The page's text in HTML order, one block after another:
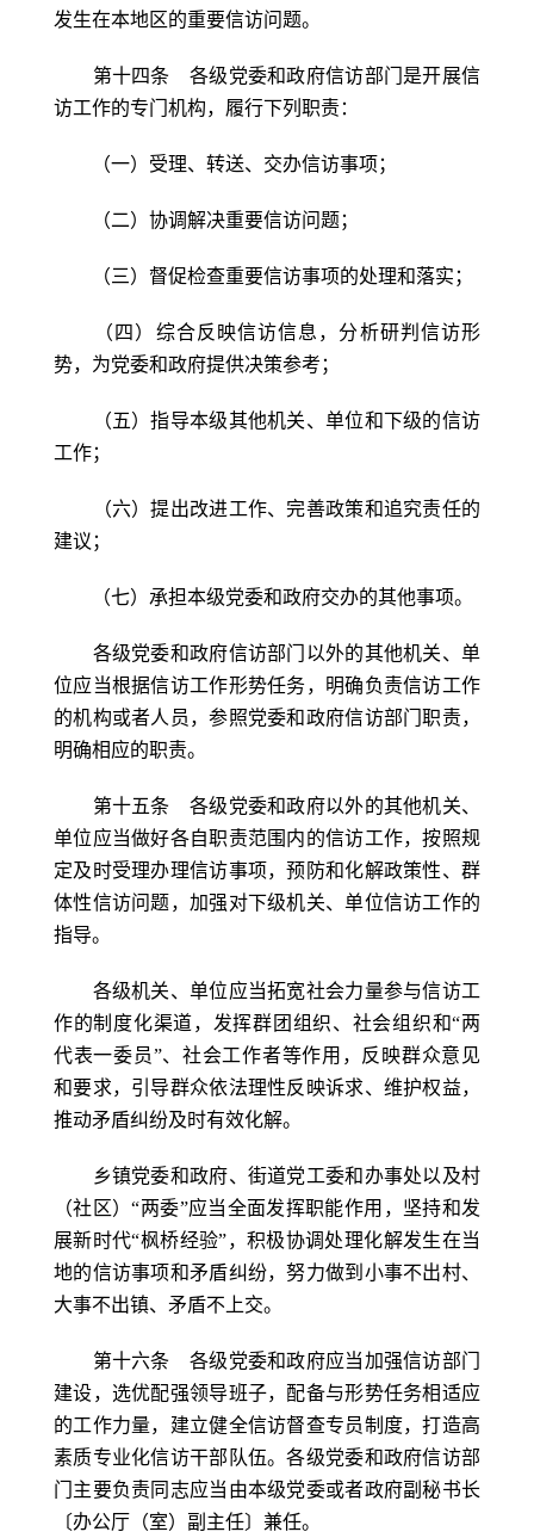
发生在本地区的重要信访问题。
第十四条 各级党委和政府信访部门是开展信
访工作的专门机构，履行下列职责：
（一）受理、转送、交办信访事项；
（二）协调解决重要信访问题；
（三）督促检查重要信访事项的处理和落实；
（四）综合反映信访信息，分析研判信访形
势，为党委和政府提供决策参考；
（五）指导本级其他机关、单位和下级的信访
工作；
（六）提出改进工作、完善政策和追究责任的
建议；
（七）承担本级党委和政府交办的其他事项。
各级党委和政府信访部门以外的其他机关、单
位应当根据信访工作形势任务，明确负责信访工作
的机构或者人员，参照党委和政府信访部门职责，
明确相应的职责。
第十五条 各级党委和政府以外的其他机关、
单位应当做好各自职责范围内的信访工作，按照规
定及时受理办理信访事项，预防和化解政策性、群
体性信访问题，加强对下级机关、单位信访工作的
指导。
各级机关、单位应当拓宽社会力量参与信访工
作的制度化渠道，发挥群团组织、社会组织和“两
代表一委员”、社会工作者等作用，反映群众意见
和要求，引导群众依法理性反映诉求、维护权益，
推动矛盾纠纷及时有效化解。
乡镇党委和政府、街道党工委和办事处以及村
（社区）“两委”应当全面发挥职能作用，坚持和发
展新时代“枫桥经验”，积极协调处理化解发生在当
地的信访事项和矛盾纠纷，努力做到小事不出村、
大事不出镇、矛盾不上交。
第十六条 各级党委和政府应当加强信访部门
建设，选优配强领导班子，配备与形势任务相适应
的工作力量，建立健全信访督查专员制度，打造高
素质专业化信访干部队伍。各级党委和政府信访部
门主要负责同志应当由本级党委或者政府副秘书长
〔办公厅（室）副主任〕兼任。